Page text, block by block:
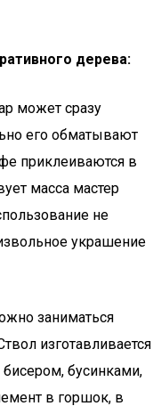
дерева:
может сразу
его обматывают
приклеиваются в
масса мастер
не
украшение
заниматься
изготавливается
бисером, бусинками,
в горшок, в